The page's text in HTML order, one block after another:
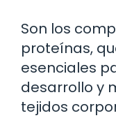
Son los
proteínas,
esenciales
desarrollo y
tejidos